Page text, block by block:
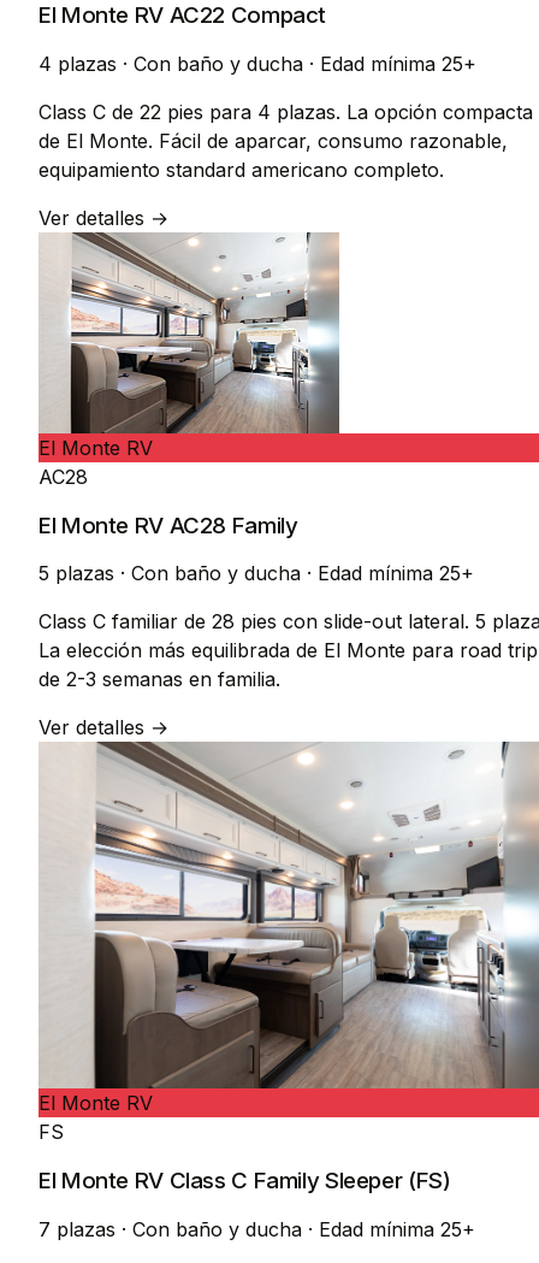
El Monte RV AC22 Compact
4 plazas · Con baño y ducha · Edad mínima 25+
Class C de 22 pies para 4 plazas. La opción compacta
de El Monte. Fácil de aparcar, consumo razonable,
equipamiento standard americano completo.
Ver detalles →
El Monte RV
AC28
El Monte RV AC28 Family
5 plazas · Con baño y ducha · Edad mínima 25+
Class C familiar de 28 pies con slide-out lateral. 5
La elección más equilibrada de El Monte para road trip
de 2-3 semanas en familia.
Ver detalles →
El Monte RV
FS
El Monte RV Class C Family Sleeper (FS)
7 plazas · Con baño y ducha · Edad mínima 25+